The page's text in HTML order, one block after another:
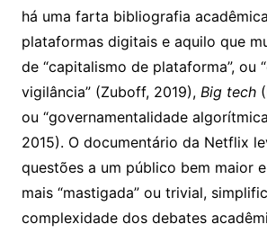
há uma farta bibliografia
plataformas digitais e aquilo que
de “capitalismo de plataforma”, ou
vigilância” (Zuboff, 2019), Big tech
ou “governamentalidade
2015). O documentário da Netflix
questões a um público bem maior
mais “mastigada” ou trivial,
complexidade dos debates